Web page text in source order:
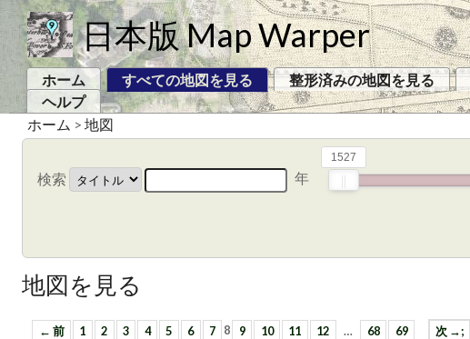
日本版 Map Warper
ホーム すべての地図を見る 整形済みの地図を見る
ヘルプ
ホーム > 地図
検索 年
1527
地図を見る
← 前 1 2 3 4 5 6 7 8 9 10 11 12 … 68 69 次 →;